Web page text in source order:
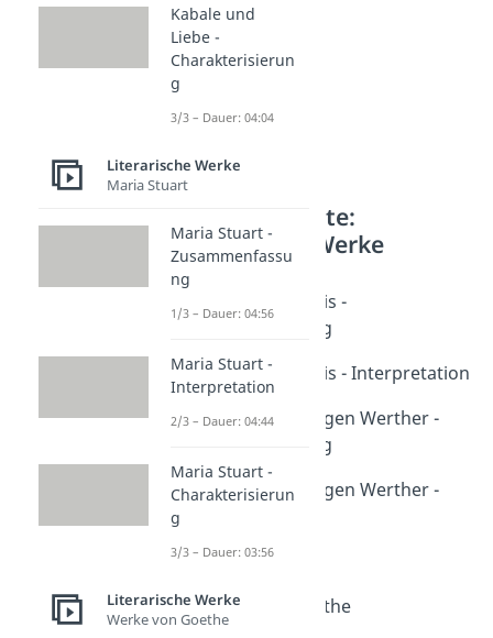
Weitere Inhalte:
Literarische Werke
Werke von Goethe
Iphigenie auf Tauris -
Zusammenfassung
Iphigenie auf Tauris - Interpretation
Dauer: 05:13
Die Leiden des jungen Werther -
Zusammenfassung
Dauer: 04:17
Die Leiden des jungen Werther -
Interpretation
Erlkönig
Prometheus - Goethe
Dauer: 05:08
Kabale und
Liebe -
Charakterisierun
g
3/3 – Dauer: 04:04
Literarische Werke
Maria Stuart
Maria Stuart -
Zusammenfassu
ng
1/3 – Dauer: 04:56
Maria Stuart -
Interpretation
2/3 – Dauer: 04:44
Maria Stuart -
Charakterisierun
g
3/3 – Dauer: 03:56
Literarische Werke
Werke von Goethe